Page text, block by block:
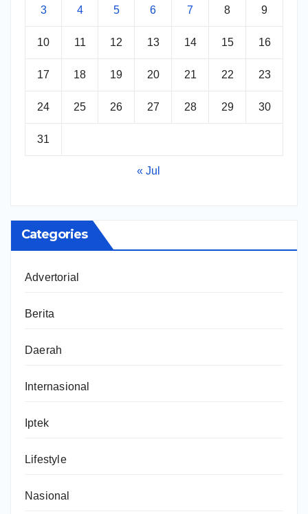
3 4 5 6 7 8 9
10 11 12 13 14 15 16
17 18 19 20 21 22 23
24 25 26 27 28 29 30
31
« Jul
Categories
Advertorial
Berita
Daerah
Internasional
Iptek
Lifestyle
Nasional